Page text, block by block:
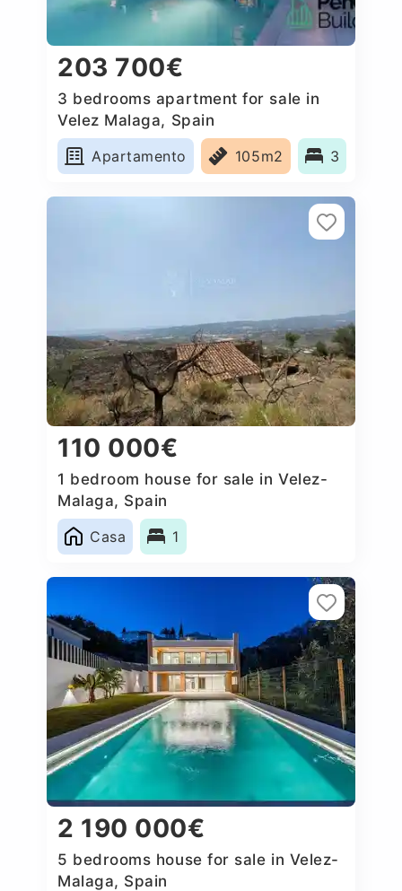
203 700€
3 bedrooms apartment for sale in
Velez Malaga, Spain
Apartamento
105m2 3
110 000€
1 bedroom house for sale in Velez-
Malaga, Spain
Casa
1
2 190 000€
5 bedrooms house for sale in Velez-
Malaga, Spain